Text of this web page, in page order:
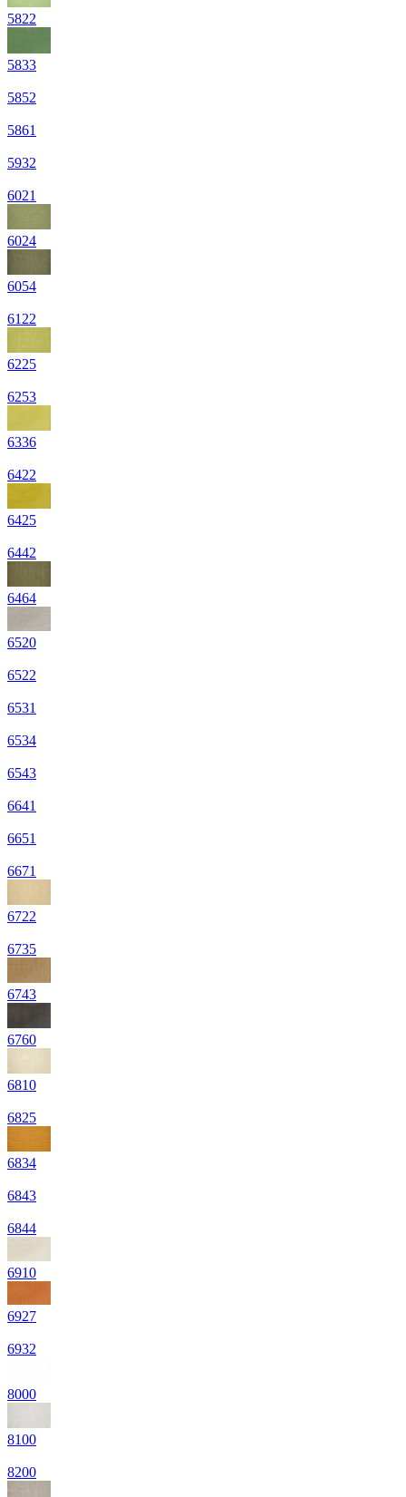
5822
5833
5852
5861
5932
6021
6024
6054
6122
6225
6253
6336
6422
6425
6442
6464
6520
6522
6531
6534
6543
6641
6651
6671
6722
6735
6743
6760
6810
6825
6834
6843
6844
6910
6927
6932
8000
8100
8200